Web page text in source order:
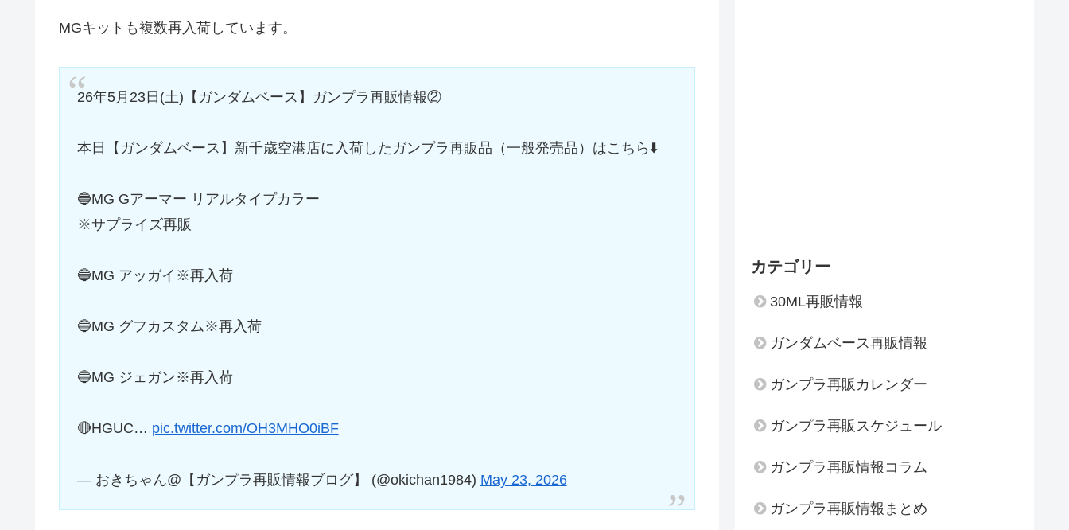
MGキットも複数再入荷しています。
26年5月23日(土)【ガンダムベース】ガンプラ再販情報②
本日【ガンダムベース】新千歳空港店に入荷したガンプラ再販品（一般発売品）はこちら⬇️
🔵MG Gアーマー リアルタイプカラー
※サプライズ再販
🔵MG アッガイ※再入荷
🔵MG グフカスタム※再入荷
🔵MG ジェガン※再入荷
🔴HGUC… pic.twitter.com/OH3MHO0iBF
— おきちゃん@【ガンプラ再販情報ブログ】 (@okichan1984) May 23, 2026
カテゴリー
30ML再販情報
ガンダムベース再販情報
ガンプラ再販カレンダー
ガンプラ再販スケジュール
ガンプラ再販情報コラム
ガンプラ再販情報まとめ